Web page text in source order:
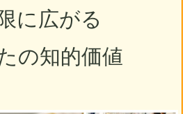
に広がる
の知的価値